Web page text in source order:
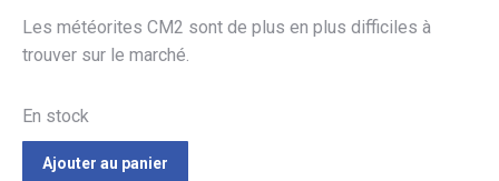
Les météorites CM2 sont de plus en plus difficiles à
trouver sur le marché.
En stock
Ajouter au panier